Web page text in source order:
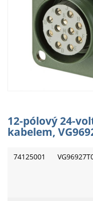
12-pólový 24-
kabelem,
74125001